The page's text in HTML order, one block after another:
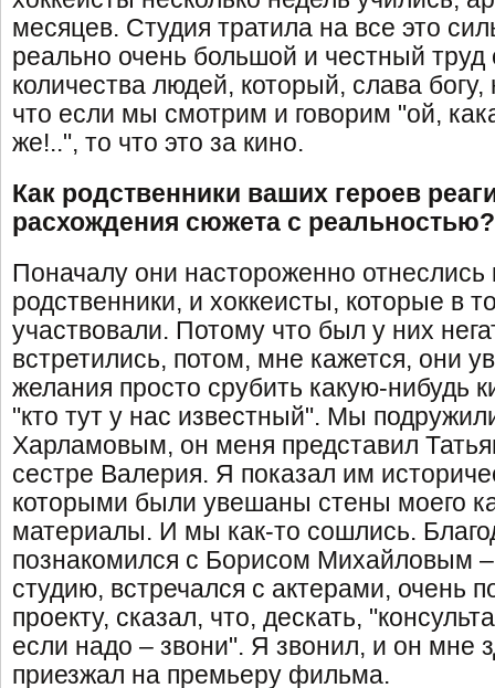
месяцев. Студия тратила на все это
реально очень большой и честный труд
количества людей, который, слава
что если мы смотрим и говорим "ой,
же!..", то что это за кино.
Как родственники ваших героев
расхождения сюжета с реальностью?
Поначалу они настороженно отнеслись
родственники, и хоккеисты, которые в
участвовали. Потому что был у них
встретились, потом, мне кажется, они
желания просто срубить какую-нибудь
"кто тут у нас известный". Мы
Харламовым, он меня представил
сестре Валерия. Я показал им
которыми были увешаны стены моего
материалы. И мы как-то сошлись.
познакомился с Борисом Михайловым
студию, встречался с актерами, очень
проекту, сказал, что, дескать,
если надо – звони". Я звонил, и он мне
приезжал на премьеру фильма.